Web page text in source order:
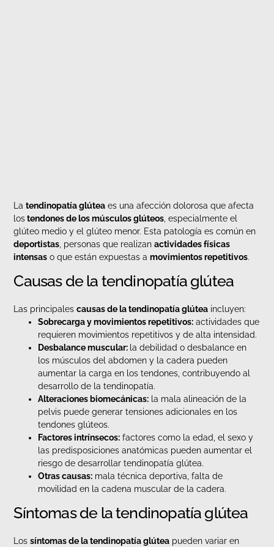
Latendinopatía glútea es una afección dolorosa que afecta
lostendones de los músculos glúteos , especialmente el
glúteo medio y el glúteo menor. Esta patología es común en
deportistas , personas que realizanactividades físicas
intensas o que están expuestas amovimientos repetitivos.
Causas de la tendinopatía glútea
Las principalescausas de la tendinopatía glútea incluyen:
Sobrecarga y movimientos repetitivos: actividades que
requieren movimientos repetitivos y de alta intensidad.
Desbalance muscular: la debilidad o desbalance en
los músculos del abdomen y la cadera pueden
aumentar la carga en los tendones, contribuyendo al
desarrollo de la tendinopatía.
Alteraciones biomecánicas: la mala alineación de la
pelvis puede generar tensiones adicionales en los
tendones glúteos.
Factores intrínsecos: factores como la edad, el sexo y
las predisposiciones anatómicas pueden aumentar el
riesgo de desarrollar tendinopatía glútea.
Otras causas: mala técnica deportiva, falta de
movilidad en la cadena muscular de la cadera.
Síntomas de la tendinopatía glútea
Lossíntomas de la tendinopatía glútea pueden variar en